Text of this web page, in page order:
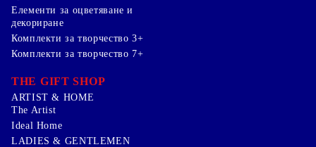
Елементи за оцветяване и
декориране
Комплекти за творчество 3+
Комплекти за творчество 7+
THE GIFT SHOP
ARTIST & HOME
The Artist
Ideal Home
LADIES & GENTLEMEN